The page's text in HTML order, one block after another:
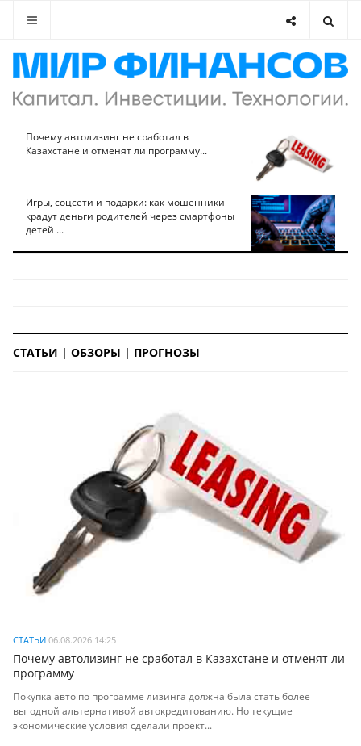
Почему автолизинг не сработал в
Казахстане и отменят ли программу...
Игры, соцсети и подарки: как мошенники
крадут деньги родителей через смартфоны
детей ...
СТАТЬИ | ОБЗОРЫ | ПРОГНОЗЫ
СТАТЬИ 06.08.2026 14:25
Почему автолизинг не сработал в Казахстане и отменят ли
программу
Покупка авто по программе лизинга должна была стать более
выгодной альтернативой автокредитованию. Но текущие
экономические условия сделали проект...